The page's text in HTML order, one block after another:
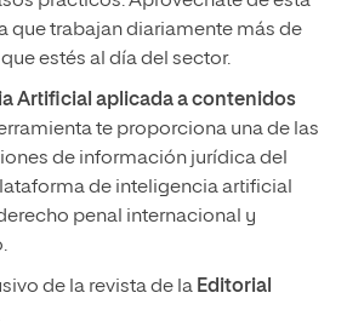
que trabajan diariamente más de
estés al día del sector.
Artificial aplicada a contenidos
te proporciona una de las
de información jurídica del
de inteligencia artificial
penal internacional y
de la revista de la Editorial